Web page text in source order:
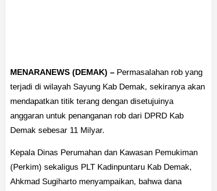
MENARANEWS (DEMAK) – Permasalahan rob yang
terjadi di wilayah Sayung Kab Demak, sekiranya akan
mendapatkan titik terang dengan disetujuinya
anggaran untuk penanganan rob dari DPRD Kab
Demak sebesar 11 Milyar.
Kepala Dinas Perumahan dan Kawasan Pemukiman
(Perkim) sekaligus PLT Kadinpuntaru Kab Demak,
Ahkmad Sugiharto menyampaikan, bahwa dana